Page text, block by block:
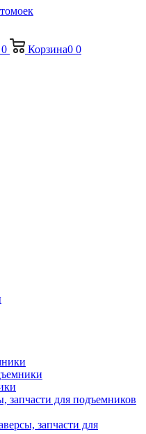
0 Корзина0 0
запчасти для подъемников
запчасти для